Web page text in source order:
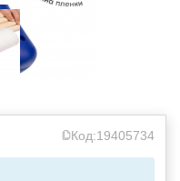
Код:19405734